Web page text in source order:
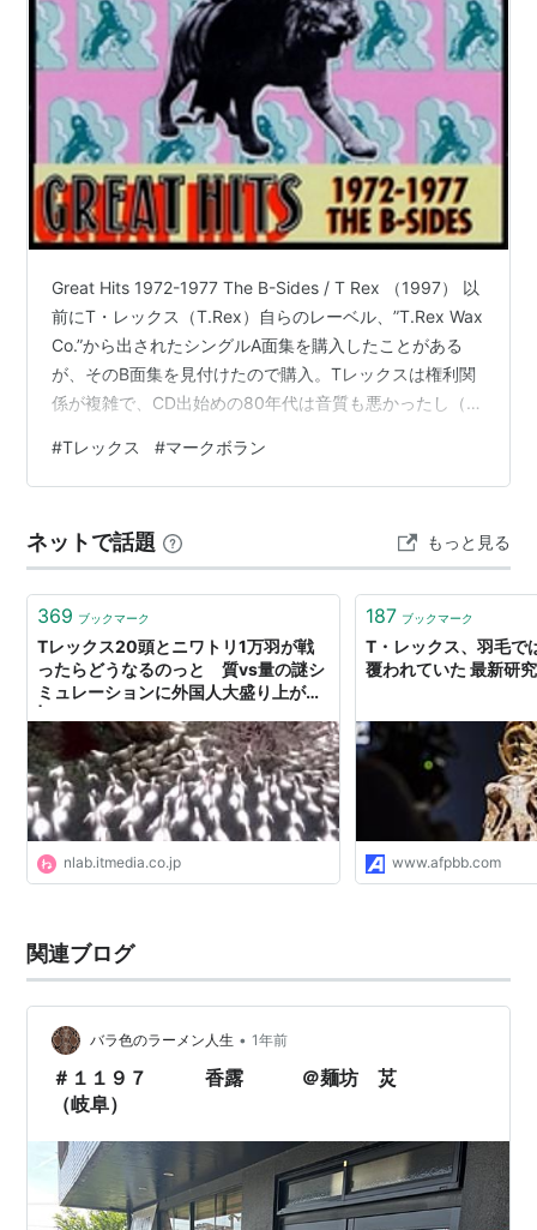
Great Hits 1972-1977 The B-Sides / T Rex （1997） 以
前にT・レックス（T.Rex）自らのレーベル、”T.Rex Wax
Co.”から出されたシングルA面集を購入したことがある
が、そのB面集を見付けたので購入。Tレックスは権利関
係が複雑で、CD出始めの80年代は音質も悪かったし（←
造されたので、この時期に混乱したファンも居るのでは
（←自分がそうだった）。日本ではずっと微妙なテイチ
英Edselからの発売なので心配なし（アメリカは
Polygram）。B面…
#Tレックス #マークボラン
ネットで話題 もっと見る
369 ブックマーク
Tレックス20頭とニワトリ1万羽が戦
ったらどうなるのっと 質vs量の謎シ
ミュレーションに外国人大盛り上がり
nlab.itmedia.co.jp
187 ブックマーク
T・レックス、羽毛で
覆われていた 最新研究
www.afpbb.com
関連ブログ
バラ色のラーメン人生 • 1年前
＃１１９７ 香露 ＠麺坊 炗
（岐阜）